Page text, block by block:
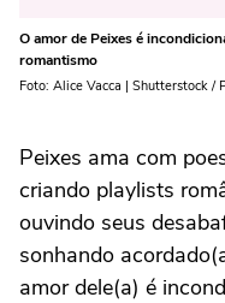
O amor de Peixes é
romantismo
Foto: Alice Vacca | Shutterstock /
Peixes ama com
criando playlists
ouvindo seus
sonhando
amor dele(a) é